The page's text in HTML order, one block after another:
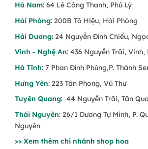
Hà Nam: 64 Lê Công Thanh, Phủ Lý
Hải Phòng: 200B Tô Hiệu, Hải Phòng
Hải Dương: 24 Nguyễn Đình Chiểu,
Vinh - Nghệ An: 436 Nguyễn Trãi, Vinh,
Hà Tĩnh: 7 Phan Đình Phùng,P. Thành
Hưng Yên: 223 Tân Phong, Vũ Thư
Tuyên Quang: 44 Nguyễn Trãi, Tân
Thái Nguyên: 26/1 Dương Tự Minh, P.
Nguyên
>> Xem thêm chi nhánh shop hoa